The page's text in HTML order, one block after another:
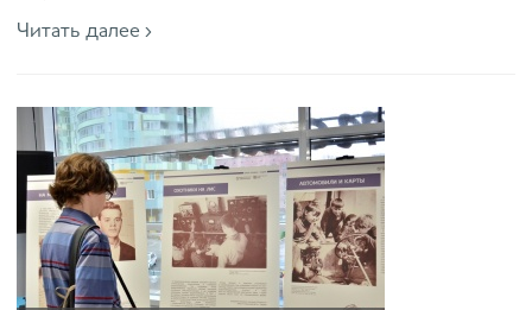
Читать далее ›